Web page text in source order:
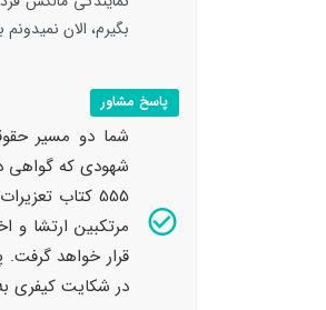
بگیرم، الان نمیدونم
پاسخ مشاور
شما دو مسیر
شهودی که گواهی
مرتکبین ارتشا و
قرار خواهد گرفت.
در شکایت کیفری